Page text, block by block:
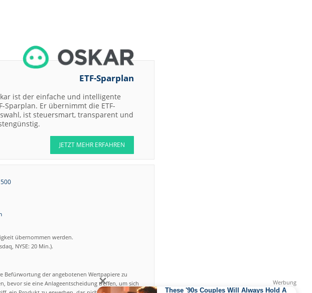
ETF-Sparplan
ist der einfache und intelligente
Sparplan. Er übernimmt die ETF-
ist steuersmart, transparent und
JETZT MEHR ERFAHREN
übernommen werden.
NYSE: 20 Min.).
Befürwortung der angebotenen Wertpapiere zu
bevor sie eine Anlageentscheidung treffen, um sich